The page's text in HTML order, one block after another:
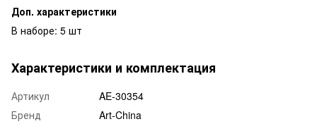
Доп. характеристики
В наборе: 5 шт
Характеристики и комплектация
Артикул
AE-30354
Бренд
Art-China